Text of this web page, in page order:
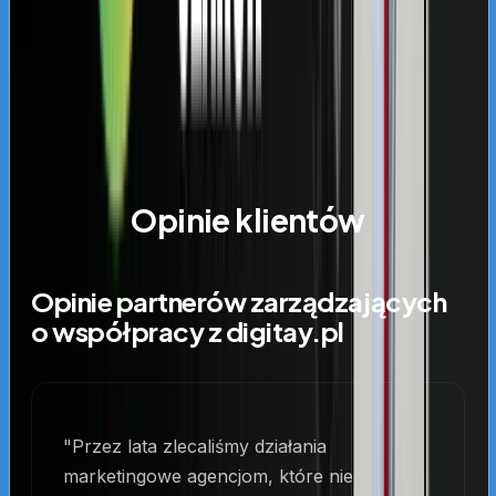
snippety, AI Overviews i konwersje.
OPINIE NASZYCH KLIENTÓW
Opinie klientów
Opinie partnerów zarządzających
o współpracy z digitay.pl
"Przez lata zlecaliśmy działania
marketingowe agencjom, które nie